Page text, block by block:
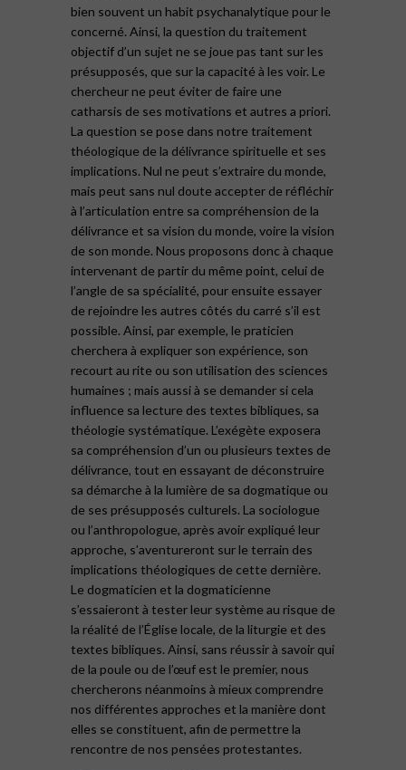
bien souvent un habit psychanalytique pour le
concerné. Ainsi, la question du traitement
objectif d’un sujet ne se joue pas tant sur les
présupposés, que sur la capacité à les voir. Le
chercheur ne peut éviter de faire une
catharsis de ses motivations et autres a priori.
La question se pose dans notre traitement
théologique de la délivrance spirituelle et ses
implications. Nul ne peut s’extraire du monde,
mais peut sans nul doute accepter de réfléchir
à l’articulation entre sa compréhension de la
délivrance et sa vision du monde, voire la vision
de son monde. Nous proposons donc à chaque
intervenant de partir du même point, celui de
l’angle de sa spécialité, pour ensuite essayer
de rejoindre les autres côtés du carré s’il est
possible. Ainsi, par exemple, le praticien
cherchera à expliquer son expérience, son
recourt au rite ou son utilisation des sciences
humaines ; mais aussi à se demander si cela
influence sa lecture des textes bibliques, sa
théologie systématique. L’exégète exposera
sa compréhension d’un ou plusieurs textes de
délivrance, tout en essayant de déconstruire
sa démarche à la lumière de sa dogmatique ou
de ses présupposés culturels. La sociologue
ou l’anthropologue, après avoir expliqué leur
approche, s’aventureront sur le terrain des
implications théologiques de cette dernière.
Le dogmaticien et la dogmaticienne
s’essaieront à tester leur système au risque de
la réalité de l’Église locale, de la liturgie et des
textes bibliques. Ainsi, sans réussir à savoir qui
de la poule ou de l’œuf est le premier, nous
chercherons néanmoins à mieux comprendre
nos différentes approches et la manière dont
elles se constituent, afin de permettre la
rencontre de nos pensées protestantes.